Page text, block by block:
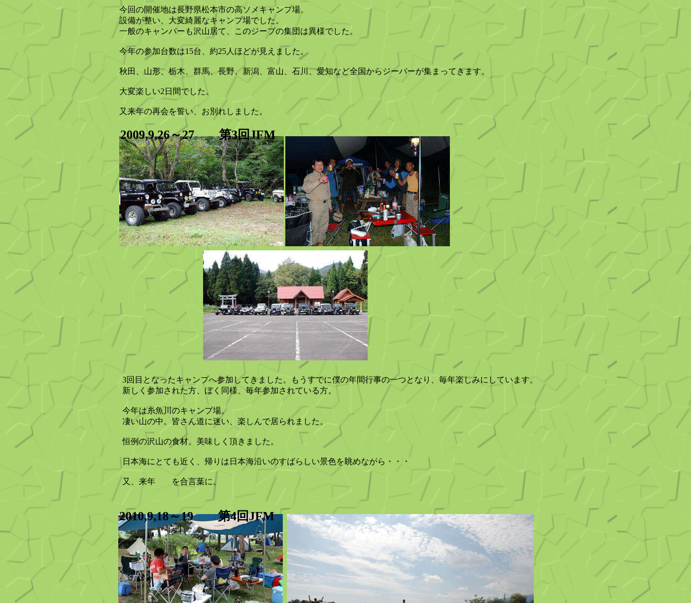
今回の開催地は長野県松本市の高ソメキャンプ場。
設備が整い、大変綺麗なキャンプ場でした。
一般のキャンパーも沢山居て、このジープの集団は異様でした。
今年の参加台数は15台、約25人ほどが見えました。
秋田、山形、栃木、群馬、長野、新潟、富山、石川、愛知など全国からジーパーが集まってきます。
大変楽しい2日間でした。
又来年の再会を誓い、お別れしました。
2009,9,26～27 第3回JFM
3回目となったキャンプへ参加してきました。もうすでに僕の年間行事の一つとなり、毎年楽しみにしています。
新しく参加された方、ぼく同様、毎年参加されている方。
今年は糸魚川のキャンプ場。
凄い山の中。皆さん道に迷い、楽しんで居られました。
恒例の沢山の食材。美味しく頂きました。
日本海にとても近く、帰りは日本海沿いのすばらしい景色を眺めながら・・・
又、来年 を合言葉に。
2010,9,18～19 第4回JFM